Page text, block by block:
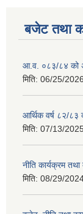
बजेट तथा
आ.व. ०८३/८४ को
मिति: 06/25/
आर्थिक वर्ष ८२/८३
मिति: 07/13/
नीति कार्यक्रम
मिति: 08/29/